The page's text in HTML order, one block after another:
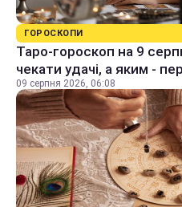
ГОРОСКОПИ
Таро-гороскоп на 9
чекати удачі, а яким -
09 серпня 2026, 06:08